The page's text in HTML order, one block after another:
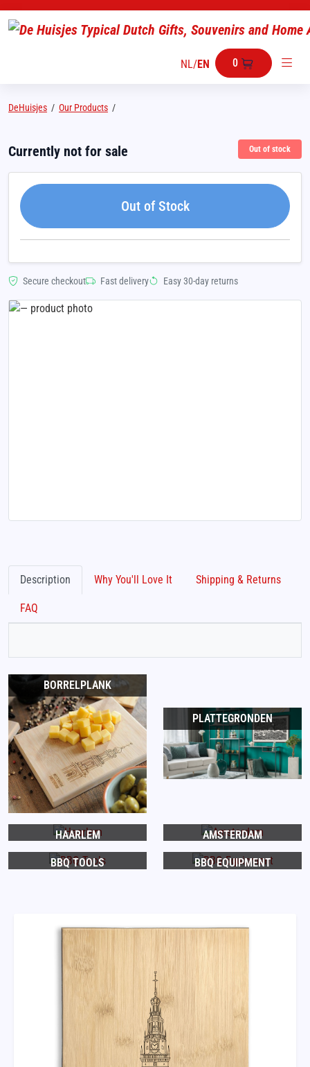
NL/EN 0
DeHuisjes / Our Products /
Currently not for sale Out of stock
Out of Stock
Secure checkout Fast delivery Easy 30-day returns
Description Why You'll Love It Shipping & Returns
FAQ
BORRELPLANK
PLATTEGRONDEN
HAARLEM AMSTERDAM
BBQ TOOLS BBQ EQUIPMENT